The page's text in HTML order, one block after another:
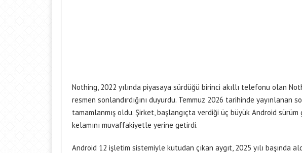
Nothing, 2022 yılında piyasaya sürdüğü birinci akıllı telefonu olan
resmen sonlandırdığını duyurdu. Temmuz 2026 tarihinde yayınlanan
tamamlanmış oldu. Şirket, başlangıçta verdiği üç büyük Android
kelamını muvaffakiyetle yerine getirdi.
Android 12 işletim sistemiyle kutudan çıkan aygıt, 2025 yılı başında